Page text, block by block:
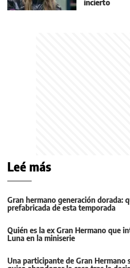
incierto
Leé más
Gran hermano generación dorada:
prefabricada de esta temporada
Quién es la ex Gran Hermano que
Luna en la miniserie
Una participante de Gran